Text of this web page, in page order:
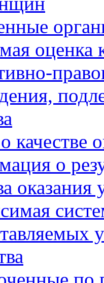
оценка
качестве
о
оказания